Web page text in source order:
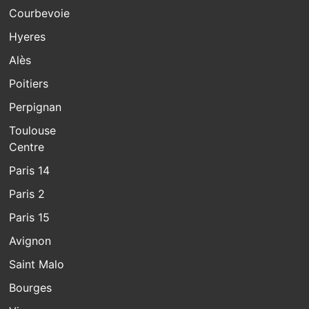
Courbevoie
Hyeres
Alès
Poitiers
Perpignan
Toulouse
Centre
Paris 14
Paris 2
Paris 15
Avignon
Saint Malo
Bourges